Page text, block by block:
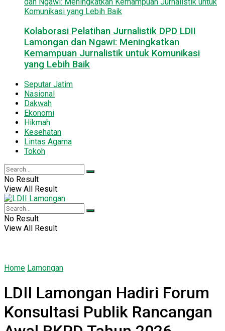
Kolaborasi Pelatihan Jurnalistik DPD LDII
Lamongan dan Ngawi: Meningkatkan
Kemampuan Jurnalistik untuk Komunikasi
yang Lebih Baik
Seputar Jatim
Nasional
Dakwah
Ekonomi
Hikmah
Kesehatan
Lintas Agama
Tokoh
No Result
View All Result
No Result
View All Result
Home Lamongan
LDII Lamongan Hadiri Forum
Konsultasi Publik Rancangan